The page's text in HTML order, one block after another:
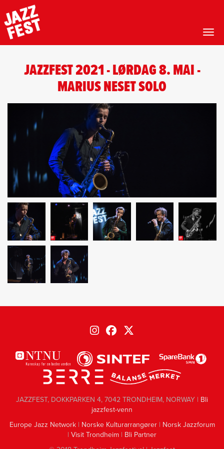
JAZZFEST 2021 - LØRDAG 8. MAI -
MARIUS NESET SOLO
JAZZFEST, DOKKPARKEN 4, 7042 TRONDHEIM, NORWAY | Bli
jazzfest-venn
Europe Jazz Network| Norske Kulturarrangører| Norsk Jazzforum
| Visit Trondheim | Bli Partner